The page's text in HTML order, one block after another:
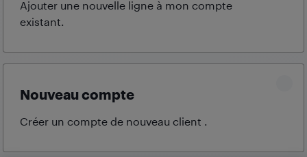
Ajouter une nouvelle ligne à mon compte
existant.
Nouveau compte
Créer un compte de nouveau client .